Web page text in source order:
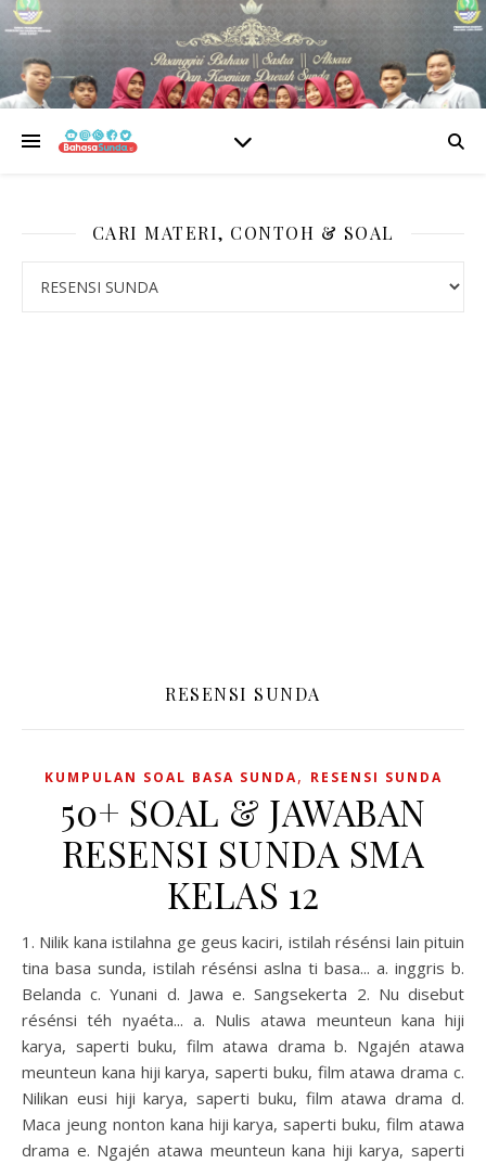
CARI MATERI, CONTOH & SOAL
RESENSI SUNDA
KUMPULAN SOAL BASA SUNDA, RESENSI SUNDA
50+ SOAL & JAWABAN
RESENSI SUNDA SMA
KELAS 12
1. Nilik kana istilahna ge geus kaciri, istilah résénsi lain pituin
tina basa sunda, istilah résénsi aslna ti basa... a. inggris b.
Belanda c. Yunani d. Jawa e. Sangsekerta 2. Nu disebut
résénsi téh nyaéta... a. Nulis atawa meunteun kana hiji
karya, saperti buku, film atawa drama b. Ngajén atawa
meunteun kana hiji karya, saperti buku, film atawa drama c.
Nilikan eusi hiji karya, saperti buku, film atawa drama d.
Maca jeung nonton kana hiji karya, saperti buku, film atawa
drama e. Ngajén atawa meunteun kana hiji karya, saperti